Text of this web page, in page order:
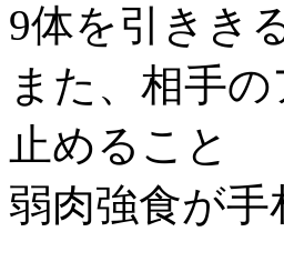
9体を引きき
また、相手
止めること
弱肉強食が